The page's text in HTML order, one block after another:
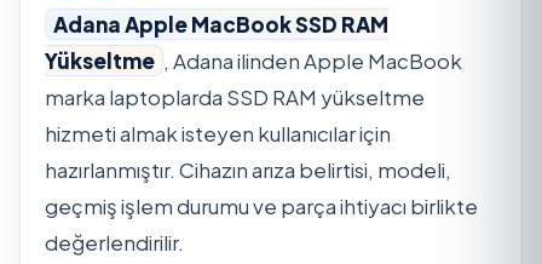
Adana Apple MacBook SSD RAM
Yükseltme , Adana ilinden Apple MacBook
marka laptoplarda SSD RAM yükseltme
hizmeti almak isteyen kullanıcılar için
hazırlanmıştır. Cihazın arıza belirtisi, modeli,
geçmiş işlem durumu ve parça ihtiyacı birlikte
değerlendirilir.